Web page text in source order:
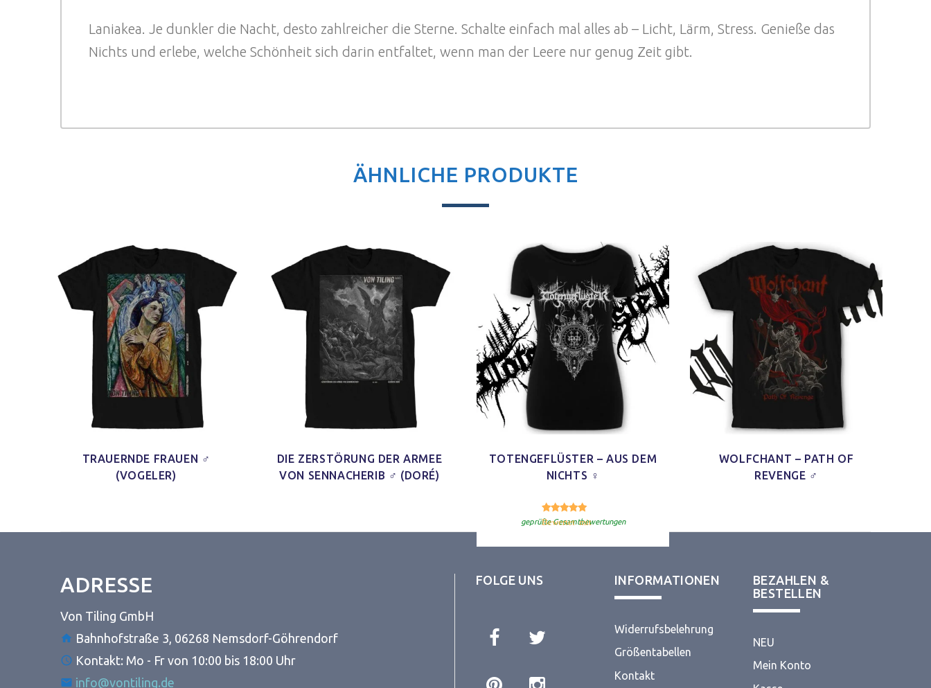
Laniakea. Je dunkler die Nacht, desto zahlreicher die Sterne. Schalte einfach mal alles ab – Licht, Lärm, Stress. Genieße das
Nichts und erlebe, welche Schönheit sich darin entfaltet, wenn man der Leere nur genug Zeit gibt.
ÄHNLICHE PRODUKTE
TRAUERNDE FRAUEN ♂
(VOGELER)
DIE ZERSTÖRUNG DER ARMEE
VON SENNACHERIB ♂ (DORÉ)
TOTENGEFLÜSTER – AUS DEM
NICHTS ♀
Bewertet mit 5.00
geprüfte Gesamtbewertungen
WOLFCHANT – PATH OF
REVENGE ♂
ADRESSE
Von Tiling GmbH
Bahnhofstraße 3, 06268 Nemsdorf-Göhrendorf
Kontakt: Mo - Fr von 10:00 bis 18:00 Uhr
info@vontiling.de
FOLGE UNS INFORMATIONEN
Widerrufsbelehrung
Größentabellen
Kontakt
BEZAHLEN &
BESTELLEN
NEU
Mein Konto